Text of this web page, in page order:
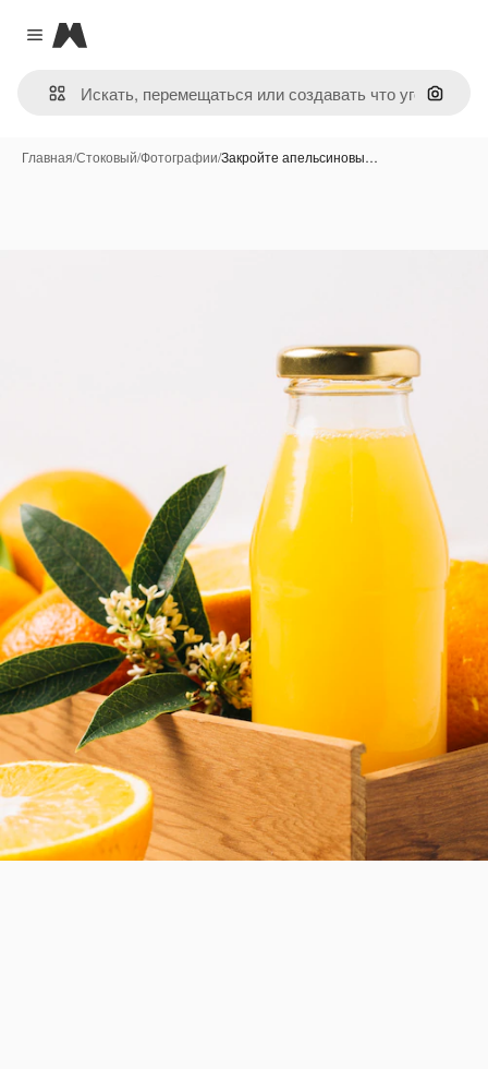
Close menu
Magnific
Поиск
Главная/Стоковый/Фотографии/Закройте апельсиновы…